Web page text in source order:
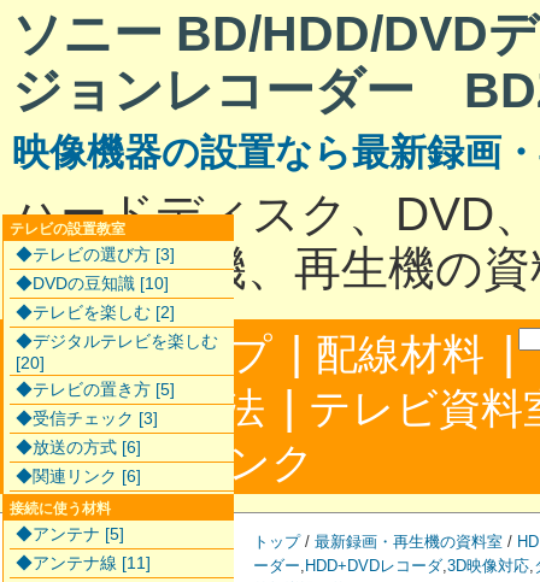
ソニー BD/HDD/DVD
ジョンレコーダー
映像機器の設置なら最新録画
ハードディスク、DVD
最新録画機、再生機の
サイトマップ | 配線材料 |
配線接続方法 | テレビ資料
合わせ|リンク
トップ/ 最新録画・再生機の資料室 /
ーダー, HDD+DVDレコーダ,3D映像対応,
テレビの設置教室
◆テレビの選び方 [3]
◆DVDの豆知識 [10]
◆テレビを楽しむ [2]
◆デジタルテレビを楽しむ
[20]
◆テレビの置き方 [5]
◆受信チェック [3]
◆放送の方式 [6]
◆関連リンク [6]
接続に使う材料
◆アンテナ [5]
◆アンテナ線 [11]